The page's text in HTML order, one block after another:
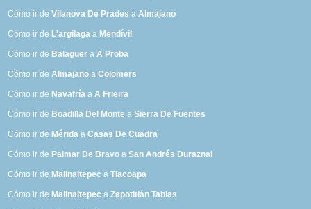
Cómo ir deVilanova De Prades aAlmajano
Cómo ir de L'argilaga a Mendívil
Cómo ir de Balaguer aA Proba
Cómo ir deAlmajano aColomers
Cómo ir de Navafría aA Frieira
Cómo ir de Boadilla Del Monte aSierra De Fuentes
Cómo ir de Mérida aCasas De Cuadra
Cómo ir de Palmar De Bravo aSan Andrés Duraznal
Cómo ir de Malinaltepec aTlacoapa
Cómo ir de Malinaltepec aZapotitlán Tablas